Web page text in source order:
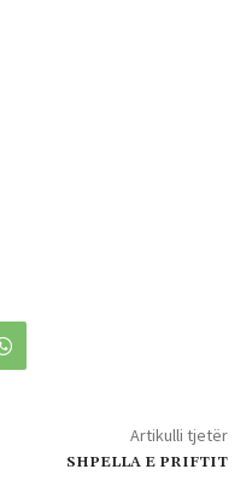
Artikulli tjetër
SHPELLA E PRIFTIT